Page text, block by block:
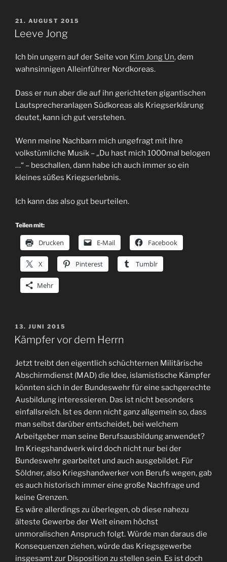
VERÖFFENTLICHT
AM
21. AUGUST 2015
Leeve Jong
Ich bin ungern auf der Seite von Kim Jong Un, dem
wahnsinnigen Alleinführer Nordkoreas.
Dass er nun aber die auf ihn gerichteten gigantischen
Lautsprecheranlagen Südkoreas als Kriegserklärung
deutet, kann ich gut verstehen.
Wenn meine Nachbarn mich ungefragt mit ihre
volkstümliche Musik – „Du hast mich 1000mal belogen
…“ – beschallen, dann habe ich auch immer so ein
kleines süßes Kriegserlebnis.
Ich kann das also gut beurteilen.
Teilen mit:
Drucken E-Mail Facebook
X Pinterest Tumblr
Mehr
VERÖFFENTLICHT
AM
13. JUNI 2015
Kämpfer vor dem Herrn
Jetzt treibt den eigentlich schüchternen Militärische
Abschirmdienst (MAD) die Idee, islamistische Kämpfer
könnten sich in der Bundeswehr für eine sachgerechte
Ausbildung interessieren. Das ist nicht besonders
einfallsreich. Ist es denn nicht ganz allgemein so, dass
man selbst darüber entscheidet, bei welchem
Arbeitgeber man seine Berufsausbildung anwendet?
Im Kriegshandwerk wird doch nicht nur bei der
Bundeswehr gearbeitet und auch ausgebildet. Für
Söldner, also Kriegshandwerker von Berufs wegen, gab
es auch historisch immer eine große Nachfrage und
keine Grenzen.
Es wäre allerdings zu überlegen, ob diese nahezu
älteste Gewerbe der Welt einem höchst
unmoralischen Anspruch folgt. Würde man daraus die
Konsequenzen ziehen, würde das Kriegsgewerbe
insgesamt zur Disposition zu stellen sein. Es ist doch